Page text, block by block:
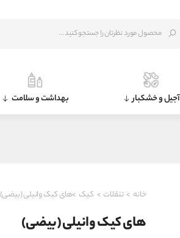
آجیل و خشکبار بهداشت و سلامت
خانه > تنقلات > کیک >های کیک وانیلی (بیضی)
های کیک وانیلی (بیضی)